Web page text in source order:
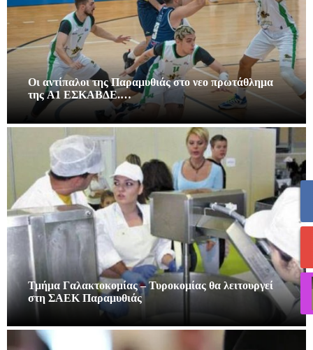
Οι αντίπαλοι της Παραμυθιάς στο νεο πρωτάθλημα
της A1 ΕΣΚΑΒΔΕ.…
Τμήμα Γαλακτοκομίας – Τυροκομίας θα λειτουργεί
στη ΣΑΕΚ Παραμυθιάς